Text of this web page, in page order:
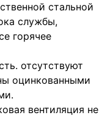
стальной
службы,
горячее
отсутствуют
оцинкованными
вентиляция не